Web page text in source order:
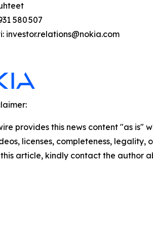
580 507
investor.relations@nokia.com
provides this news content "as
licenses, completeness,
article, kindly contact the author